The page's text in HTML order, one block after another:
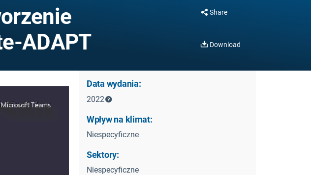
ADAPT
Share
Download
Data wydania:
2022
Wpływ na klimat:
Niespecyficzne
Sektory:
Niespecyficzne